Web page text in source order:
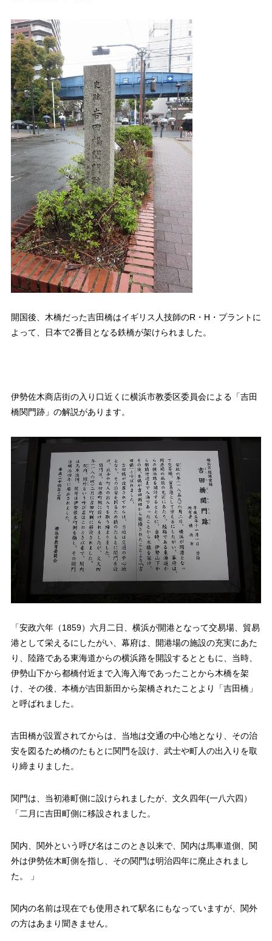
開国後、木橋だった吉田橋はイギリス人技師のR・H・プラントに
よって、日本で2番目となる鉄橋が架けられました。
伊勢佐木商店街の入り口近くに横浜市教委区委員会による「吉田
橋関門跡」の解説があります。
「安政六年（1859）六月二日、横浜が開港となって交易場、貿易
港として栄えるにしたがい、幕府は、開港場の施設の充実にあた
り、陸路である東海道からの横浜路を開設するとともに、当時、
伊勢山下から都橋付近まで入海入海であったことから木橋を架
け、その後、本橋が吉田新田から架橋されたことより「吉田橋」
と呼ばれました。
吉田橋が設置されてからは、当地は交通の中心地となり、その治
安を図るため橋のたもとに関門を設け、武士や町人の出入りを取
り締まりました。
関門は、当初港町側に設けられましたが、文久四年(一八六四）
「二月に吉田町側に移設されました。
関内、関外という呼び名はこのとき以来で、関内は馬車道側、関
外は伊勢佐木町側を指し、その関門は明治四年に廃止されまし
た。 」
関内の名前は現在でも使用されて駅名にもなっていますが、関外
の方はあまり聞きません。